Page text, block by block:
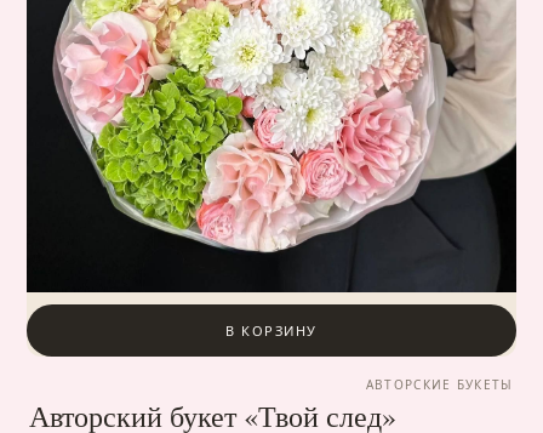
В КОРЗИНУ
АВТОРСКИЕ БУКЕТЫ
Авторский букет «Твой след»